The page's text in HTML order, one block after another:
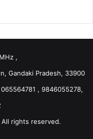
,
Gandaki Pradesh, 33900
, 9846055278,
rights reserved.